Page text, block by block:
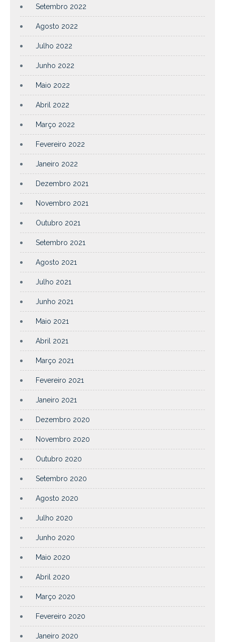
Setembro 2022
Agosto 2022
Julho 2022
Junho 2022
Maio 2022
Abril 2022
Março 2022
Fevereiro 2022
Janeiro 2022
Dezembro 2021
Novembro 2021
Outubro 2021
Setembro 2021
Agosto 2021
Julho 2021
Junho 2021
Maio 2021
Abril 2021
Março 2021
Fevereiro 2021
Janeiro 2021
Dezembro 2020
Novembro 2020
Outubro 2020
Setembro 2020
Agosto 2020
Julho 2020
Junho 2020
Maio 2020
Abril 2020
Março 2020
Fevereiro 2020
Janeiro 2020